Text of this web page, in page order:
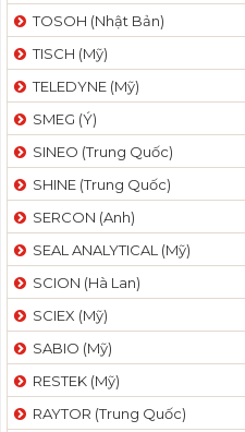
TOSOH (Nhật Bản)
TISCH (Mỹ)
TELEDYNE (Mỹ)
SMEG (Ý)
SINEO (Trung Quốc)
SHINE (Trung Quốc)
SERCON (Anh)
SEAL ANALYTICAL (Mỹ)
SCION (Hà Lan)
SCIEX (Mỹ)
SABIO (Mỹ)
RESTEK (Mỹ)
RAYTOR (Trung Quốc)